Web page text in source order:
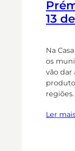
13
Na
os
vão dar
regiões.
Ler